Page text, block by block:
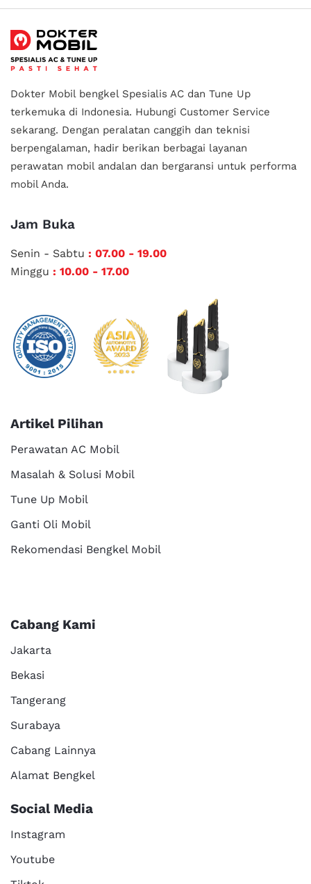
Dokter Mobil bengkel Spesialis AC dan Tune Up
terkemuka di Indonesia. Hubungi Customer Service
sekarang. Dengan peralatan canggih dan teknisi
berpengalaman, hadir berikan berbagai layanan
perawatan mobil andalan dan bergaransi untuk performa
mobil Anda.
Jam Buka
Senin - Sabtu : 07.00 - 19.00
Minggu : 10.00 - 17.00
Artikel Pilihan
Perawatan AC Mobil
Masalah & Solusi Mobil
Tune Up Mobil
Ganti Oli Mobil
Rekomendasi Bengkel Mobil
Cabang Kami
Jakarta
Bekasi
Tangerang
Surabaya
Cabang Lainnya
Alamat Bengkel
Social Media
Instagram
Youtube